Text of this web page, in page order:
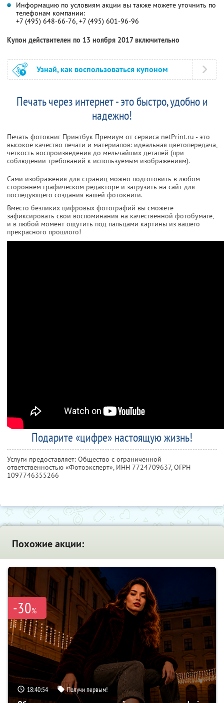
Информацию по условиям акции вы также можете уточнить по
телефонам компании:
+7 (495) 648-66-76, +7 (495) 601-96-96
Купон действителен по 13 ноября 2017 включительно
Узнай, как воспользоваться купоном
Печать через интернет - это быстро, удобно и
надежно!
Печать фотокниг Принтбук Премиум от сервиса netPrint.ru - это
высокое качество печати и материалов: идеальная цветопередача,
четкость воспроизведения до мельчайших деталей (при
соблюдении требований к используемым изображениям).
Сами изображения для страниц можно подготовить в любом
стороннем графическом редакторе и загрузить на сайт для
последующего создания вашей фотокниги.
Вместо безликих цифровых фотографий вы сможете
зафиксировать свои воспоминания на качественной фотобумаге,
и в любой момент ощутить под пальцами картины из вашего
прекрасного прошлого!
Подарите «цифре» настоящую жизнь!
Услуги предоставляет: Общество с ограниченной
ответственностью «Фотоэксперт», ИНН 7724709637, ОГРН
1097746355266
Похожие акции:
-30%
18:40:53 Получи первым!